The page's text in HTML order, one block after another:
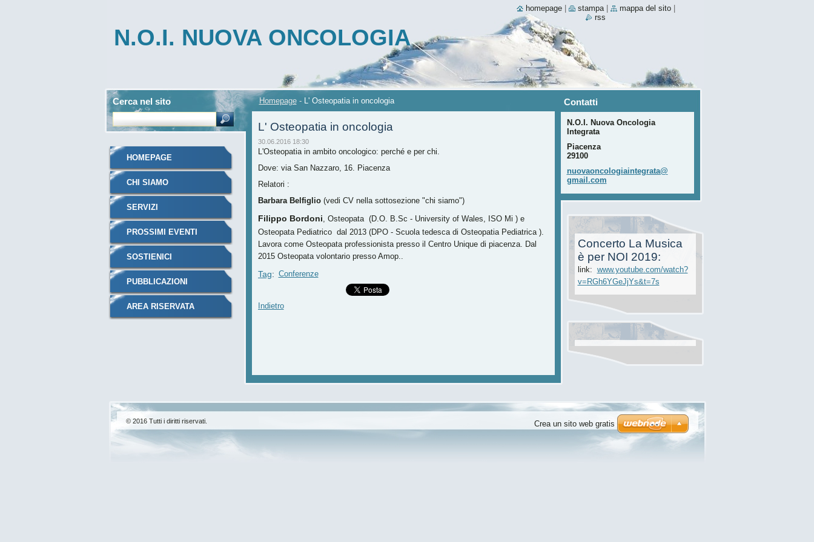
N.O.I. NUOVA ONCOLOGIA
Homepage - L' Osteopatia in oncologia
L' Osteopatia in oncologia
30.06.2016 18:30
L'Osteopatia in ambito oncologico: perché e per chi.
Dove: via San Nazzaro, 16. Piacenza
Relatori :
Barbara Belfiglio(vedi CV nella sottosezione "chi siamo")
Filippo Bordoni, Osteopata (D.O. B.Sc - University of Wales, ISO Mi ) e
Osteopata Pediatrico dal 2013 (DPO - Scuola tedesca di Osteopatia Pediatrica ).
Lavora come Osteopata professionista presso il Centro Unique di piacenza. Dal
2015 Osteopata volontario presso Amop..
Tag: Conferenze
Indietro
HOMEPAGE
CHI SIAMO
SERVIZI
PROSSIMI EVENTI
SOSTIENICI
PUBBLICAZIONI
AREA RISERVATA
Contatti
N.O.I. Nuova Oncologia
Integrata
Piacenza
29100
nuovaoncologiaintegrata@
gmail.com
Concerto La Musica
è per NOI 2019:
link: www.youtube.com/watch?
v=RGh6YGeJjYs&t=7s
Cerca nel sito
homepage stampa mappa del sito
rss
© 2016 Tutti i diritti riservati. Crea un sito web gratis